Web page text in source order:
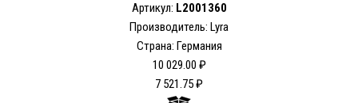
Артикул: L2001360
Производитель: Lyra
Страна: Германия
10 029.00 ₽
7 521.75 ₽